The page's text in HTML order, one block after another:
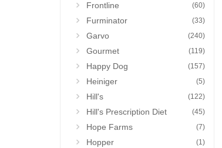
Frontline (60)
Furminator (33)
Garvo (240)
Gourmet (119)
Happy Dog (157)
Heiniger (5)
Hill's (122)
Hill's Prescription Diet (45)
Hope Farms (7)
Hopper (1)